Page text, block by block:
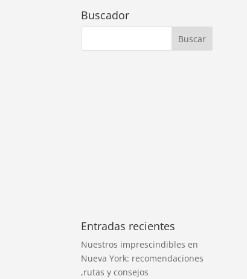
Buscador
Entradas recientes
Nuestros imprescindibles en
Nueva York: recomendaciones
,rutas y consejos